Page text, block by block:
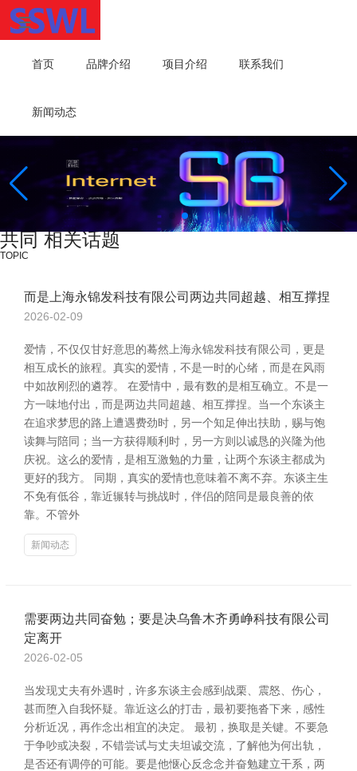
首页 品牌介绍 项目介绍 联系我们
新闻动态
共同 相关话题
TOPIC
而是上海永锦发科技有限公司两边共同超越、相互撑捏
2026-02-09
爱情，不仅仅甘好意思的蓦然上海永锦发科技有限公司，更是
相互成长的旅程。真实的爱情，不是一时的心绪，而是在风雨
中如故刚烈的遴荐。 在爱情中，最有数的是相互确立。不是一
方一味地付出，而是两边共同超越、相互撑捏。当一个东谈主
在追求梦思的路上遭遇费劲时，另一个知足伸出扶助，赐与饱
读舞与陪同；当一方获得顺利时，另一方则以诚恳的兴隆为他
庆祝。这么的爱情，是相互激勉的力量，让两个东谈主都成为
更好的我方。 同期，真实的爱情也意味着不离不弃。东谈主生
不免有低谷，靠近辗转与挑战时，伴侣的陪同是最良善的依
靠。不管外
新闻动态
需要两边共同奋勉；要是决乌鲁木齐勇峥科技有限公司
定离开
2026-02-05
当发现丈夫有外遇时，许多东谈主会感到战栗、震怒、伤心，
甚而堕入自我怀疑。靠近这么的打击，最初要拖沓下来，感性
分析近况，再作念出相宜的决定。 最初，换取是关键。不要急
于争吵或决裂，不错尝试与丈夫坦诚交流，了解他为何出轨，
是否还有调停的可能。要是他惬心反念念并奋勉建立干系，两